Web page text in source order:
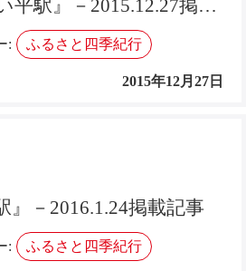
『みらい平駅』－2015.12.27掲載記事
: ふるさと四季紀行
2015年12月27日
』－2016.1.24掲載記事
: ふるさと四季紀行